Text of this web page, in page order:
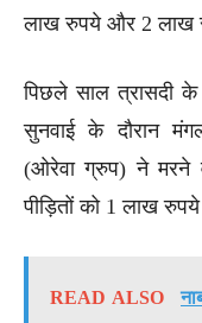
लाख रुपये और 2 लाख
पिछले साल त्रासदी के
सुनवाई के दौरान
(ओरेवा ग्रुप) ने मरने
पीड़ितों को 1 लाख
READ ALSO